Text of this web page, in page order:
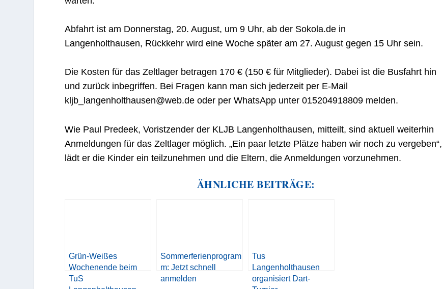
Abfahrt ist am Donnerstag, 20. August, um 9 Uhr, ab der Sokola.de in
Langenholthausen, Rückkehr wird eine Woche später am27. August gegen 15 Uhr sein.
Die Kosten für das Zeltlager betragen 170 € (150 € für Mitglieder). Dabei ist die Busfahrt hin
und zurück inbegriffen. Bei Fragen kann man sich jederzeit per E-Mail
kljb_langenholthausen@web.de oder per WhatsApp unter 015204918809 melden.
Wie Paul Predeek, Voristzender der KLJB Langenholthausen, mitteilt, sind aktuell weiterhin
Anmeldungen für das Zeltlager möglich. „Ein paar letzte Plätze haben wir noch zu vergeben“,
lädt er die Kinder ein teilzunehmen und die Eltern, die Anmeldungen vorzunehmen.
ÄHNLICHE BEITRÄGE:
Grün-Weißes
Wochenende beim
TuS
Sommerferienprogram
m: Jetzt schnell
anmelden
Tus
Langenholthausen
organisiert Dart-